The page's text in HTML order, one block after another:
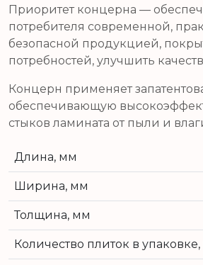
Приоритет концерна —
потребителя современной,
безопасной продукцией,
потребностей, улучшить
Концерн применяет
обеспечивающую
стыков ламината от пыли и
Длина, мм
Ширина, мм
Толщина, мм
Количество плиток в